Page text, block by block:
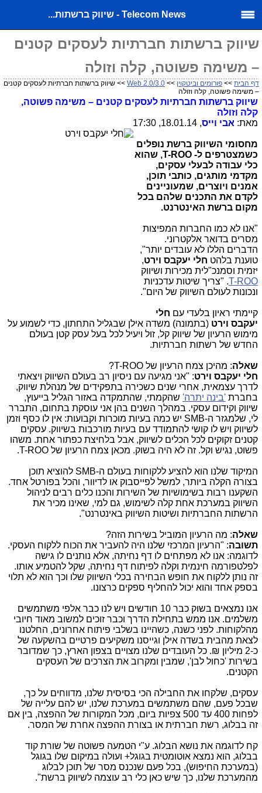
Telecom News - שיווק ברשתות...
שיווק ברשתות חברתיות לעסקים קטנים
– משימה פשוטה, קלה וזולה
דף הבית >> פורומים וביטקוין >>
Web 2.0/3.0 >> שיווק ברשתות חברתיות לעסקים קטנים
– משימה פשוטה, קלה וזולה
שיווק ברשתות חברתיות לעסקים קטנים – משימה פשוטה,
קלה וזולה
מאת: אבי וייס, 18.01.14, 17:30
מחסומי השיווק ברשת נופלים
כשמצטרפים ל- T-ROO, שהוא
כלי עבודה לבעלי עסקים,
מקדמי מותגים, כותבי תוכן,
אמנים ויוצרים, שמעוניינים
לקדם את התכנים שלהם בכל
מקום ברשת האינטרנט.
"אנו לא כמו החברות המפיצות
מסרים בדואר אלקטרוני.
הדברים הללו לא עובדים יותר",
טוענת בלהט חלי יעקבס וירט,
יזמית וסמנכ"לית מכירות ושיווק
T-ROO. "צריך שיטות עדכניות
ונכונות לעולם השיווק של היום".
קיימתי ראיון בלעדי עם חלי
יעקבס וירט (בתמונה) משדה אילן שבגליל התחתון, כדי לשמוע על
מימוש הרעיון של שיווק קל, זול ויעיל לכל בעל עסק קטן בעולם
החדש של רשתות חברתיות.
שאלה: מהיכן צמח הרעיון של T-ROO
?
חלי יעקבס וירט: "אני מגיעה עם ניסיון רב בעולם השיווק ויצאתי
לדרך עצמאית, אחרי שנים כשכירה בתפקידים של מנהלת שיווק,
בחברת 'בינה יתרה' שהקמתי, שהתמקדה באזור הגליל בייעוץ,
שיווק וקידום עסקי. במהלך השנים בהן אני עוסקת בתחום, התברר
לי, שלמגזר ה-SMB יש כמה בעיות מוכרות וקבועות: אין לו כסף וזמן
לשיווק ויש לו קושי להתמודד עם בעיות מורכבות בשיווק. עסקים
קטנים זקוקים לכל הכלים לשיווק, אבל בלחיצת כפתור אחת. משהו
פשוט, נגיש וקל. זה לא היה בשוק. מכאן צמח הרעיון של T-ROO
.
המיקוד שלנו הוא להציע ללקוחות בעולם ה-SMB להוציא תוכן
בצורה הקלה ביותר, למשל לפייסבוק או לדיוור, והכל בפורטל אחד.
השקענו רבות בשימושיות של השירות והכנו כלים רבים לניהול
השיווק במערכת אחת קלה לשימוש, גם למי, שאינו מכיר את
הרשתות החברתיות ושיטות השיווק באינטרנט".
שאלה: מה הרעיון המוביל בשירות הזה?
תשובה: "הרעיון המרכזי שלנו היה להעביר את הכוח ללקוח העסקי.
לדוגמה: אנו לא מפתחים לו דף נחיתה, אלא נותנים לו גישה
לפלטפורמה חינמית וקלה לפיתוח דף נחיתה, שקל להטמיע אותו.
זה נותן ללקוח את חופש הבחירה בכלי השיווק שלו וכך הוא לא תלוי
בספק אחד והוא יכול להחליף ספקים כרצונו.
אנו נמצאים בשוק כבר 10 חודשים ויש לנו כבר אלפי משתמשים
משלמים. אנו ממש בתחילת הדרך וכבר זוכים למשוב מאוד חיובי
מהלקוחות. לפני כשנה, כשהיינו בשלבי פיתוח אחרונים, החלטנו
לצאת מהבית בשדה אילן וגייסנו משקיעים פרטיים בהשקעה של
כ-2 מיליון ₪. כל העובדים שלנו מצויים בצפון הארץ, כך שמדובר
בשירות 'כחול לבן', שמבין ומקרוב את הצרכים של העסקים
הקטנים.
עסקים, שלקחו את החבילה הכי בסיסית שלנו, מדווחים על כך,
שבכל פעם, שהם משתמשים במערכת שלנו, יש להם עלייה של
לפחות 400 עד 500 צפיות ביום, מכל המקורות של ההפצה, בין אם
זה בבלוג, רשת חברתית או בצורת ההפצה אחרת של המסר.
קח לדוגמה את נושא הבלוג. ע"י הטמעה פשוטה של שורת קוד
בבלוג, הוא נמצא אוטומטית בגוגל+ ועולה במיקום שלו בגוגל
(במערכת החיפוש), בכל פעם שנכנס מסר של תוכן לבלוג
מהמערכת שלנו, כך שיש כאן כלי רב עוצמה לשיווק ברשת".